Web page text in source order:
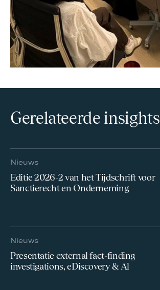
Gerelateerde insights
Nieuws
Editie 2026-2 van het Tijdschrift voor
Sanctierecht en Onderneming
Nieuws
Presentatie external fact-finding
investigations, eDiscovery & Al